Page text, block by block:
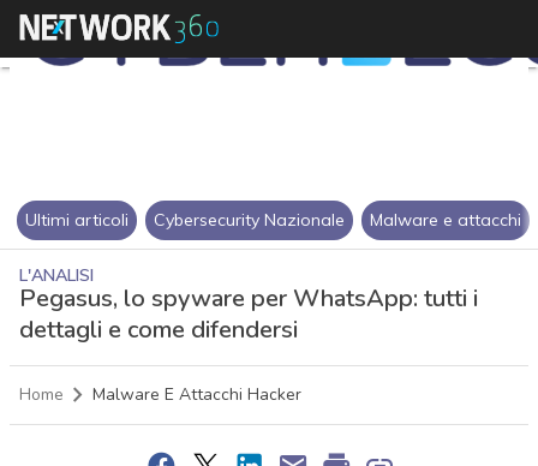
Ultimi articoli Cybersecurity Nazionale Malware e attacchi
L'ANALISI
Pegasus, lo spyware per WhatsApp: tutti i
dettagli e come difendersi
Home Malware E Attacchi Hacker